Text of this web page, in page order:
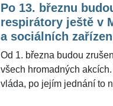
vývoj může znamenat
Pro ŽivotvČesku.cz
Prymula (57), který se
opatření, tak i v rámci
Po 13. březnu
respirátory ještě v
a sociálních
okomentoval
Od 1. března budou
všech hromadných
vláda, po jejím jednání to